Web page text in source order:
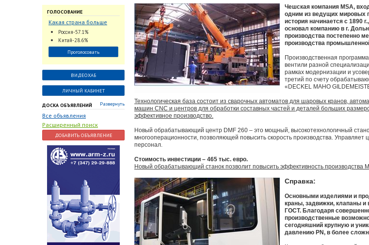
ГОЛОСОВАНИЕ
Какая страна больше
всего поставляет
трубопроводную
арматуру в химическую
отрасль?
Россия-57.1%
Китай-28.6%
Проголосовать
ВИДЕОХАБ
ЛИЧНЫЙ КАБИНЕТ
ДОСКА ОБЪЯВЛЕНИЙ Развернуть
Все объявления
Расширенный поиск
ДОБАВИТЬ ОБЪЯВЛЕНИЕ
Чешская компания MSA,
одним из ведущих мировых
история начинается с 1890
основал компанию в г.
производства постепенно
производства
Производственная
вентили разной
рамках модернизации и
третий по счету
«DECKEL MAHO
Технологическая база состоит из сварочных автоматов для шаровых кранов,
машин CNC и центров для обработки составных частей и деталей больших
эффективное производство.
Новый обрабатывающий центр DMF 260 – это мощный, высокотехнологичный
многооперационности, позволяющей повысить скорость производства.
персонал.
Стоимость инвестиции – 465 тыс. евро.
Новый обрабатывающий станок позволит повысить эффективность производства
Справка:
Основными изделиями и
краны, задвижки, клапаны и
ГОСТ. Благодаря
производственные
сегодняшний крупную и
давлению PN, в более